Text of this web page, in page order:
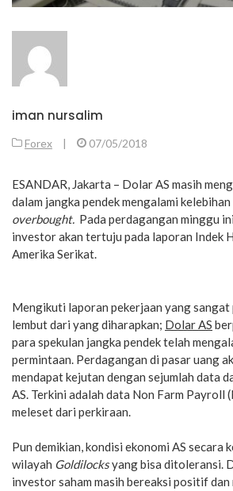
iman nursalim
Forex | 07/05/2018
ESANDAR, Jakarta – Dolar AS masih
dalam jangka pendek mengalami kelebihan
overbought. Pada perdagangan minggu
investor akan tertuju pada laporan Indek
Amerika Serikat.
Mengikuti laporan pekerjaan yang sangat
lembut dari yang diharapkan; Dolar AS
para spekulan jangka pendek telah
permintaan. Perdagangan di pasar uang
mendapat kejutan dengan sejumlah data
AS. Terkini adalah data Non Farm Payroll
meleset dari perkiraan.
Pun demikian, kondisi ekonomi AS secara
wilayah Goldilocksyang bisa ditoleransi.
investor saham masih bereaksi positif